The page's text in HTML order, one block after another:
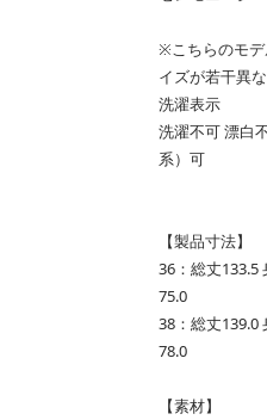
※こちらのモデ
イズが若干異
洗濯表示
洗濯不可 漂白
系）可
【製品寸法】
36：総丈133.5
75.0
38：総丈139.0
78.0
【素材】